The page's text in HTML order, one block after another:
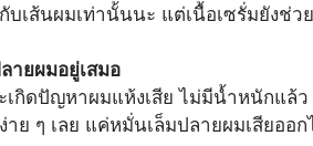
เส้นผมเท่านั้นนะ แต่เนื้อเซรั่มยังช่ว
ายผมอยู่เสมอ
กิดปัญหาผมแห้งเสีย ไม่มีน้ำหนักแล้
ย ๆ เลย แค่หมั่นเล็มปลายผมเสียออ